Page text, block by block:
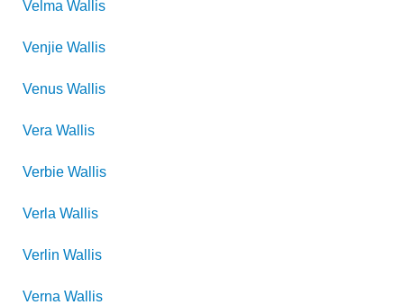
Velma Wallis
Venjie Wallis
Venus Wallis
Vera Wallis
Verbie Wallis
Verla Wallis
Verlin Wallis
Verna Wallis